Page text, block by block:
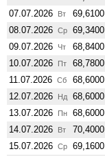
07.07.2026 Вт 69,6100
08.07.2026 Ср 69,3400
09.07.2026 Чт 68,8400
10.07.2026 Пт 68,7800
11.07.2026 Сб 68,6000
12.07.2026 Нд 68,6000
13.07.2026 Пн 68,6000
14.07.2026 Вт 70,4000
15.07.2026 Ср 69,1600